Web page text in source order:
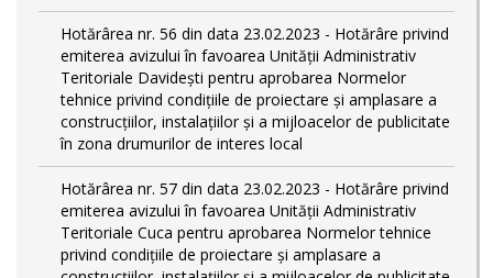
Hotărârea nr. 56 din data 23.02.2023 - Hotărâre privind
emiterea avizului în favoarea Unității Administrativ
Teritoriale Davidești pentru aprobarea Normelor
tehnice privind condiţiile de proiectare şi amplasare a
construcţiilor, instalaţiilor şi a mijloacelor de publicitate
în zona drumurilor de interes local
Hotărârea nr. 57 din data 23.02.2023 - Hotărâre privind
emiterea avizului în favoarea Unității Administrativ
Teritoriale Cuca pentru aprobarea Normelor tehnice
privind condiţiile de proiectare şi amplasare a